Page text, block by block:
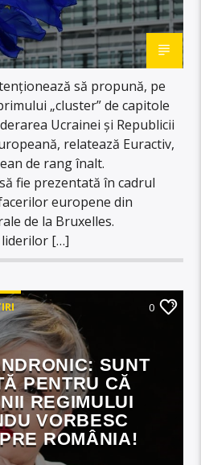
să propună, pe
„cluster” de capitole
Ucrainei și Republicii
relatează Euractiv,
de rang înalt.
fie prezentată în cadrul
europene din
de la Bruxelles.
[…]
0
SUNT
PENTRU CĂ
REGIMULUI
VORBESC
ROMÂNIA!